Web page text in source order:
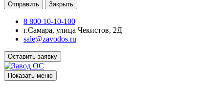
Отправить Закрыть
8 800 10-10-100
г.Самара, улица Чекистов, 2Д
sale@zavodos.ru
Оставить заявку
Показать меню